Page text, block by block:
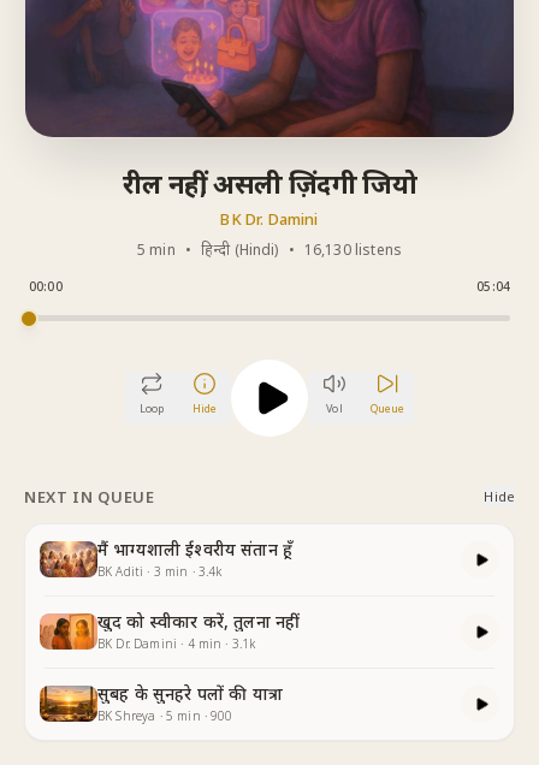
रील नहीं, असली ज़िंदगी जियो
BK Dr. Damini
5 min • हिन्दी (Hindi) • 16,130 listens
00:00 05:04
Loop Hide Vol Queue
NEXT IN QUEUE Hide
मैं भाग्यशाली ईश्वरीय संतान हूँ
BK Aditi · 3 min · 3.4k
खुद को स्वीकार करें, तुलना नहीं
BK Dr. Damini · 4min · 3.1k
सुबह के सुनहरे पलों की यात्रा
BK Shreya · 5 min ·900